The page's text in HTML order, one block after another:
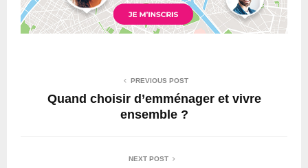
PREVIOUS POST
Quand choisir d’emménager et vivre
ensemble ?
NEXT POST